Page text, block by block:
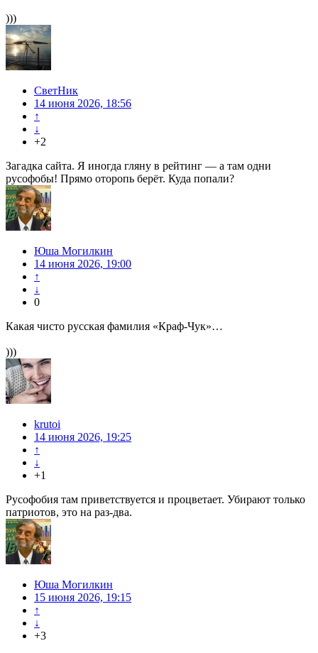
)))
СветНик
14 июня 2026, 18:56
↑
↓
+2
Загадка сайта. Я иногда гляну в рейтинг — а там одни
русофобы! Прямо оторопь берёт. Куда попали?
Юша Могилкин
14 июня 2026, 19:00
↑
↓
0
Какая чисто русская фамилия «Краф-Чук»…
)))
krutoi
14 июня 2026, 19:25
↑
↓
+1
Русофобия там приветствуется и процветает. Убирают только
патриотов, это на раз-два.
Юша Могилкин
15 июня 2026, 19:15
↑
↓
+3